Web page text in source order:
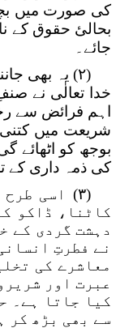
کی صورت میں
بحالیٔ حقوق کے
جائے۔
(۲) یہ بھی
خدا تعالٰی نے
اہم فرائض سے
شریعت میں
بوجھ کو
کی ذمہ داری کے
(۳) اسی
کاٹنا، ڈاکو
دہشت گردی کے
نے فطرتِ
معاشرے کی
عبرت اور
کیا جاتا ہے۔
سے بھی بڑھ کر